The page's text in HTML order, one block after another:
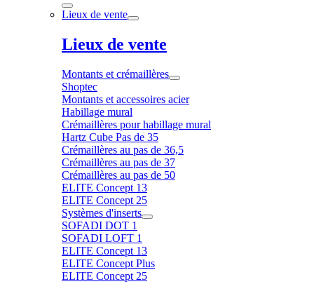
Lieux de vente
Lieux de vente
Montants et crémaillères
Shoptec
Montants et accessoires acier
Habillage mural
Crémaillères pour habillage mural
Hartz Cube Pas de 35
Crémaillères au pas de 36,5
Crémaillères au pas de 37
Crémaillères au pas de 50
ELITE Concept 13
ELITE Concept 25
Systèmes d'inserts
SOFADI DOT 1
SOFADI LOFT 1
ELITE Concept 13
ELITE Concept Plus
ELITE Concept 25